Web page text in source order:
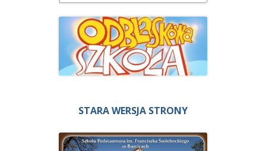
STARA WERSJA STRONY